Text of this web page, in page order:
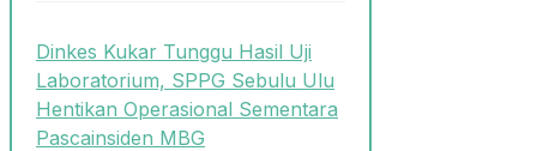
Dinkes Kukar Tunggu Hasil Uji
Laboratorium, SPPG Sebulu Ulu
Hentikan Operasional Sementara
Pascainsiden MBG